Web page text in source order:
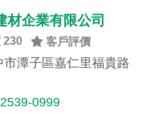
材企業有限公司
230 客戶評價
潭子區嘉仁里福貴路
0999